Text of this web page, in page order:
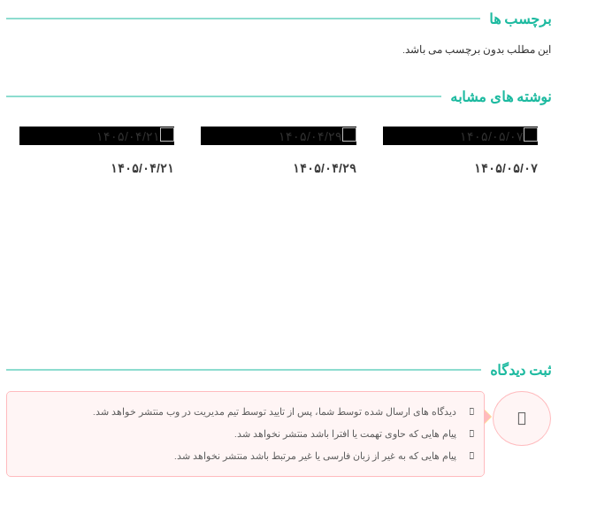
برچسب ها
این مطلب بدون برچسب می باشد.
نوشته های مشابه
۱۴۰۵/۰۵/۰۷ ۱۴۰۵/۰۴/۲۹ ۱۴۰۵/۰۴/۲۱
ثبت دیدگاه
دیدگاه های ارسال شده توسط شما، پس از تایید توسط تیم مدیریت در وب منتشر خواهد شد.
پیام هایی که حاوی تهمت یا افترا باشد منتشر نخواهد شد.
پیام هایی که به غیر از زبان فارسی یا غیر مرتبط باشد منتشر نخواهد شد.